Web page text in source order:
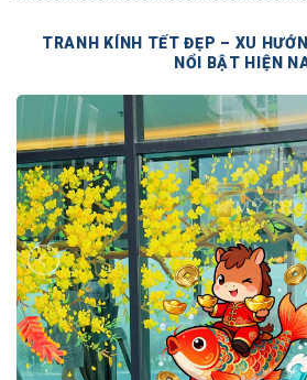
TRANH KÍNH TẾT ĐẸP – XU
NỔI BẬT HIỆN